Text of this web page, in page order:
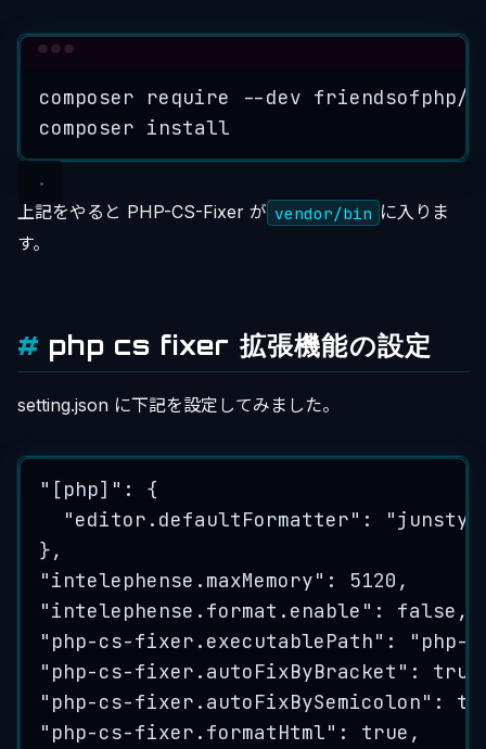
composer require --dev friendsofphp/
composer install
上記をやると PHP-CS-Fixer が vendor/bin に入りま
す。
php cs fixer 拡張機能の設定
setting.json に下記を設定してみました。
"[php]": {
"editor.defaultFormatter":
},
"intelephense.maxMemory": 5120,
"intelephense.format.enable": false,
"php-cs-fixer.executablePath":
"php-cs-fixer.autoFixByBracket":
"php-cs-fixer.autoFixBySemicolon":
"php-cs-fixer.formatHtml": true,